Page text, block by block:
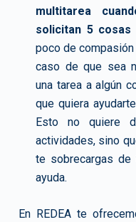
multitarea
solicitan 5
poco de
caso de que sea
una tarea a algún
que quiera
Esto no quiere
actividades, sino
te sobrecargas
ayuda.
En REDEA te